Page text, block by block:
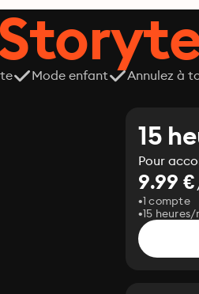
Mode enfant Annulez à
15
Pour
9.99 €
1 compte
15 heures/